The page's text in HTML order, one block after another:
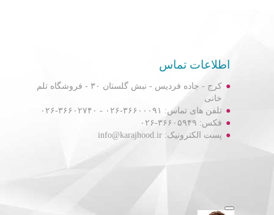
اطلاعات تماس
کرج - جاده فردیس - نبش گلستان ۳۰ - فروشگاه تلم
خانی
تلفن های تماس: ۳۶۶۰۰۰۹۱-۰۲۶ - ۳۶۶۰۲۷۴۰-۰۲۶
فکس: ۳۶۶۰۵۹۴۹-۰۲۶
پست الکترونیک: info@karajhood.ir